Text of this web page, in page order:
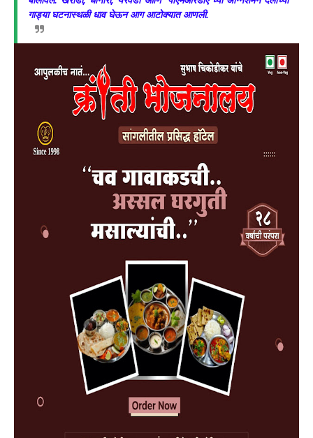
गाड्या घटनास्थळी धाव घेऊन आग आटोक्यात आणली.